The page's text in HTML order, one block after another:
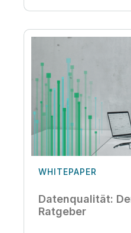
WHITEPAPER
Datenqualität:
Ratgeber